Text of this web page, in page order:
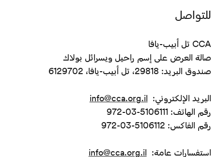
للتواصل
CCA تل أبيب-يافا
صالة العرض على إسم راحيل ويسرائل بولاك
صندوق البريد: 29818، تل أبيب-يافا، 6129702
البريد الإلكتروني: info@cca.org.il
رقم الهاتف: 5106111-03-972
رقم الفاكس: 5106112-03-972
استفسارات عامة: info@cca.org.il